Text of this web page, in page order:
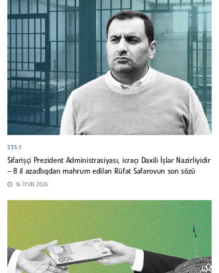
535.1
Sifarişçi Prezident Administrasiyası, icraçı Daxili İşlər Nazirliyidir
– 8 il azadlıqdan məhrum edilən Rüfət Səfərovun son sözü
16 İYUN 2026